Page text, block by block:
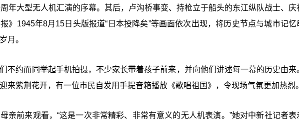
年大型无人机汇演的序幕。其后，卢沟桥事变、持枪立于船头的东江纵队战士、庆
》1945年8月15日头版报道“日本投降矣”等画面依次出现，将历史节点与城市记忆
月。
不约而同举起手机拍摄，不少家长带着孩子前来，并向他们讲述每一幕的历史由来
来紫荆花开，有一位市民自发用手提音箱播放《歌唱祖国》，令现场气氛更加热烈
亲前来观看，“这是一次非常精彩、非常有意义的无人机表演。”她对中新社记者表